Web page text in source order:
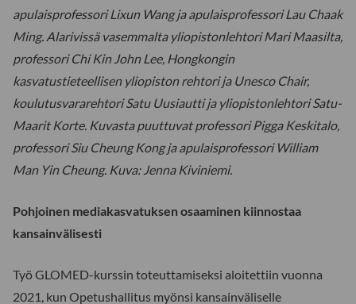
apulaisprofessori Lixun Wang ja apulaisprofessori Lau Chaak
Ming. Alarivissä vasemmalta yliopistonlehtori Mari Maasilta,
professori Chi Kin John Lee, Hongkongin
kasvatustieteellisen yliopiston rehtori ja Unesco Chair,
koulutusvararehtori Satu Uusiautti ja yliopistonlehtori Satu-
Maarit Korte. Kuvasta puuttuvat professori Pigga Keskitalo,
professori Siu Cheung Kong ja apulaisprofessori William
Man Yin Cheung. Kuva: Jenna Kiviniemi.
Pohjoinen mediakasvatuksen osaaminen kiinnostaa
kansainvälisesti
Työ GLOMED-kurssin toteuttamiseksi aloitettiin vuonna
2021, kun Opetushallitus myönsi kansainväliselle